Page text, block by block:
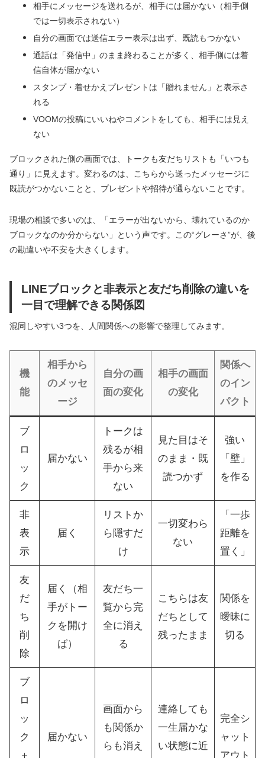
相手にメッセージを送れるが、相手には届かない（相手側
では一切表示されない）
自分の画面では送信エラー表示は出ず、既読もつかない
通話は「発信中」のまま終わることが多く、相手側には着
信自体が届かない
スタンプ・着せかえプレゼントは「贈れません」と表示さ
れる
VOOMの投稿にいいねやコメントをしても、相手には見え
ない
ブロックされた側の画面では、トークも友だちリストも「いつも
通り」に見えます。変わるのは、こちらから送ったメッセージに
既読がつかないことと、プレゼントや招待が通らないことです。
現場の相談で多いのは、「エラーが出ないから、壊れているのか
ブロックなのか分からない」という声です。この“グレーさ”が、後
の勘違いや不安を大きくします。
LINEブロックと非表示と友だち削除の違いを
一目で理解できる関係図
混同しやすい3つを、人間関係への影響で整理してみます。
機
能
相手から
のメッセ
ージ
自分の画
面の変化
相手の画面
の変化
関係へ
のイン
パクト
ブ
ロ
ッ
ク
届かない
トークは
残るが相
手から来
ない
見た目はそ
のまま・既
読つかず
強い
「壁」
を作る
非
表
示
届く
リストか
ら隠すだ
け
一切変わら
ない
「一歩
距離を
置く」
友
だ
ち
削
除
届く（相
手がトー
クを開け
ば）
友だち一
覧から完
全に消え
る
こちらは友
だちとして
残ったまま
関係を
曖昧に
切る
ブ
ロ
ッ
ク
＋
届かない
画面から
も関係か
らも消え
連絡しても
一生届かな
い状態に近
完全シ
ャット
アウト